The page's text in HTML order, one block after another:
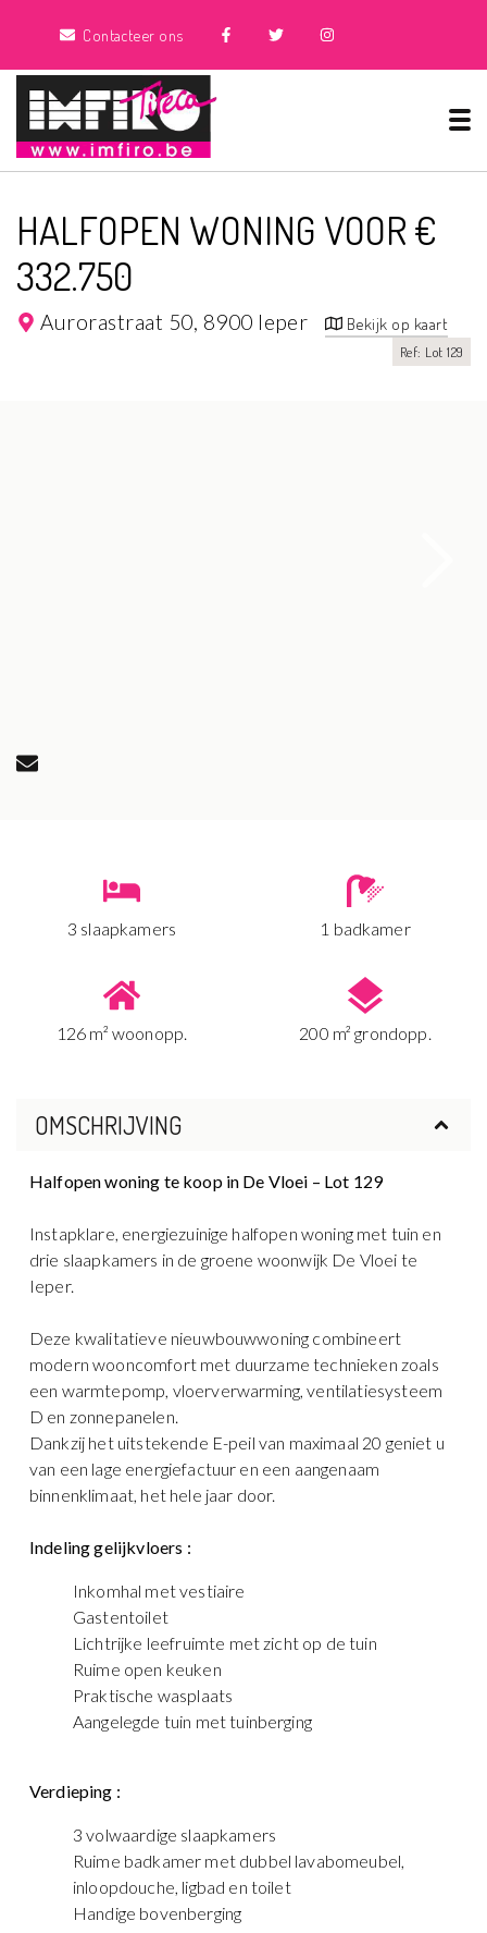
Contacteer ons
HALFOPEN WONING VOOR €
332.750
Aurorastraat 50, 8900 Ieper Bekijk op kaart
Ref: Lot 129
3 slaapkamers 1 badkamer
126 m² woonopp. 200 m² grondopp.
OMSCHRIJVING
Halfopen woning te koop in De Vloei – Lot 129
Instapklare, energiezuinige halfopen woning met tuin en
drie slaapkamers in de groene woonwijk De Vloei te
Ieper.
Deze kwalitatieve nieuwbouwwoning combineert
modern wooncomfort met duurzame technieken zoals
een warmtepomp, vloerverwarming, ventilatiesysteem
D en zonnepanelen.
Dankzij het uitstekende E-peil van maximaal 20 geniet u
van een lage energiefactuur en een aangenaam
binnenklimaat, het hele jaar door.
Indeling gelijkvloers :
Inkomhal met vestiaire
Gastentoilet
Lichtrijke leefruimte met zicht op de tuin
Ruime open keuken
Praktische wasplaats
Aangelegde tuin met tuinberging
Verdieping :
3 volwaardige slaapkamers
Ruime badkamer met dubbel lavabomeubel,
inloopdouche, ligbad en toilet
Handige bovenberging